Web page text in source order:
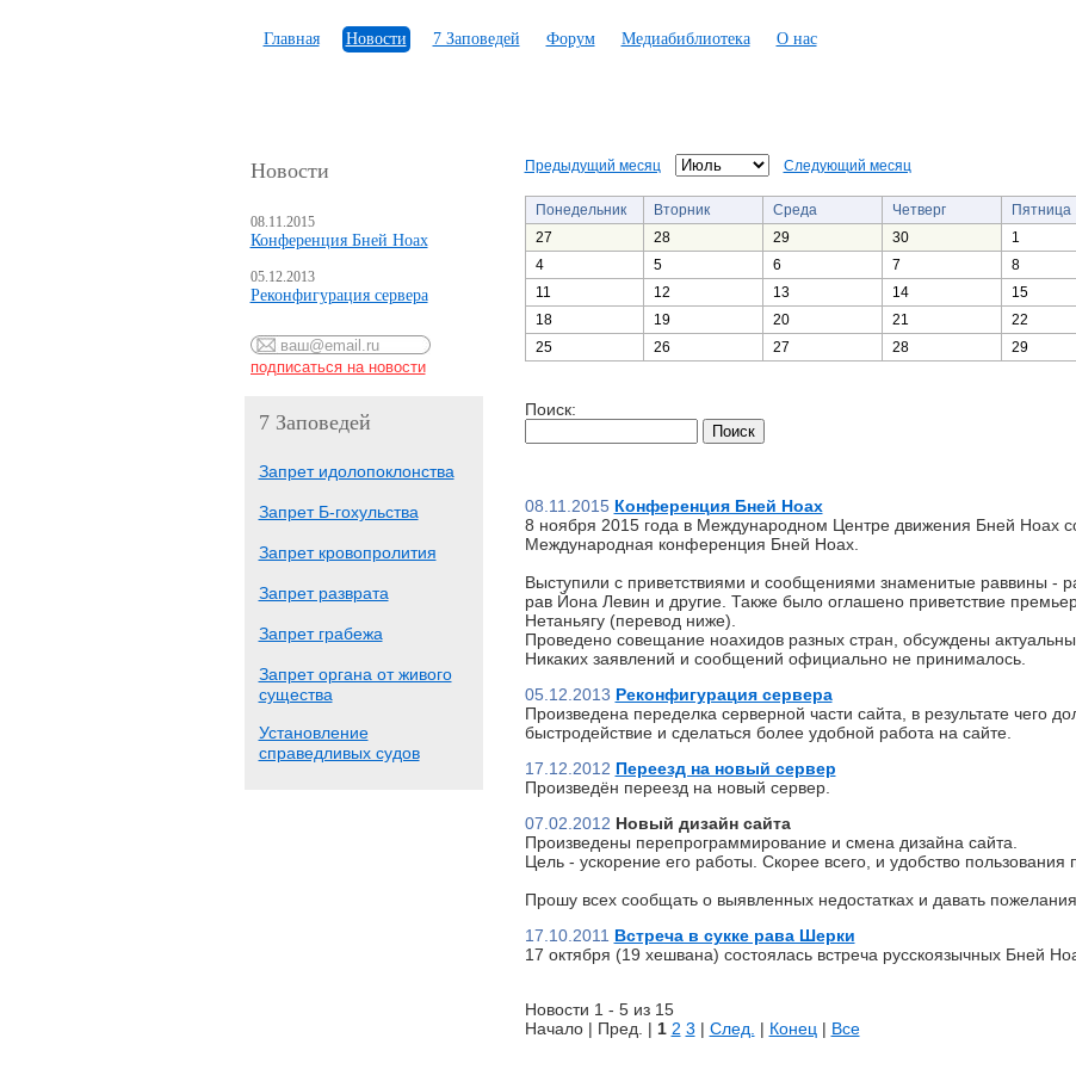
Главная Новости 7 Заповедей Форум Медиабиблиотека О нас
Новости
08.11.2015
Конференция Бней Ноах
05.12.2013
Реконфигурация сервера
7 Заповедей
Запрет идолопоклонства
Запрет Б-гохульства
Запрет кровопролития
Запрет разврата
Запрет грабежа
Запрет органа от живого
существа
Установление
справедливых судов
Предыдущий месяц Следующий месяц
Понедельник Вторник Среда Четверг Пятница
27
28 29 30 1
4
5 6 7 8
11
12 13 14 15
18
19 20 21 22
25
26 27 28 29
Поиск:
08.11.2015 Конференция Бней Ноах
8 ноября 2015 года в Международном Центре движения Бней Ноах
Международная конференция Бней Ноах.
Выступили с приветствиями и сообщениями знаменитые раввины -
рав Йона Левин и другие. Также было оглашено приветствие
Нетаньягу (перевод ниже).
Проведено совещание ноахидов разных стран, обсуждены
Никаких заявлений и сообщений официально не принималось.
05.12.2013 Реконфигурация сервера
Произведена переделка серверной части сайта, в результате чего
быстродействие и сделаться более удобной работа на сайте.
17.12.2012 Переезд на новый сервер
Произведён переезд на новый сервер.
07.02.2012 Новый дизайн сайта
Произведены перепрограммирование и смена дизайна сайта.
Цель - ускорение его работы. Скорее всего, и удобство пользования
Прошу всех сообщать о выявленных недостатках и давать
17.10.2011 Встреча в сукке рава Шерки
17 октября (19 хешвана) состоялась встреча русскоязычных Бней
Новости 1 - 5 из 15
Начало | Пред. | 1 2 3 | След. | Конец | Все